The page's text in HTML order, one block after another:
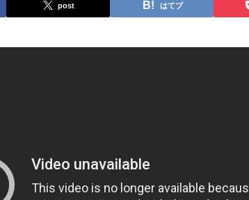
post はてブ